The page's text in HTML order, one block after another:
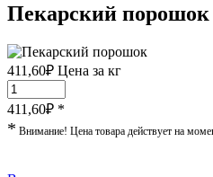
Пекарский порошок
411,60₽ Цена за кг
411,60₽ *
* Внимание! Цена товара действует на